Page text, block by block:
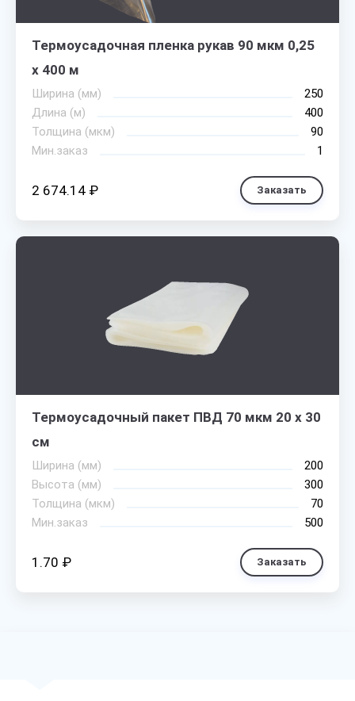
Термоусадочная пленка рукав 90 мкм 0,25
х 400 м
Ширина (мм)
250
Длина (м)
400
Толщина (мкм)
90
Мин.заказ
1
2 674.14 ₽ Заказать
Термоусадочный пакет ПВД 70 мкм 20 х 30
см
Ширина (мм)
200
Высота (мм)
300
Толщина (мкм)
70
Мин.заказ
500
1.70 ₽ Заказать